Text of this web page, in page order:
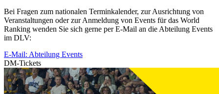
Bei Fragen zum nationalen Terminkalender, zur Ausrichtung von
Veranstaltungen oder zur Anmeldung von Events für das World
Ranking wenden Sie sich gerne per E-Mail an die Abteilung Events
im DLV:
E-Mail: Abteilung Events
DM-Tickets